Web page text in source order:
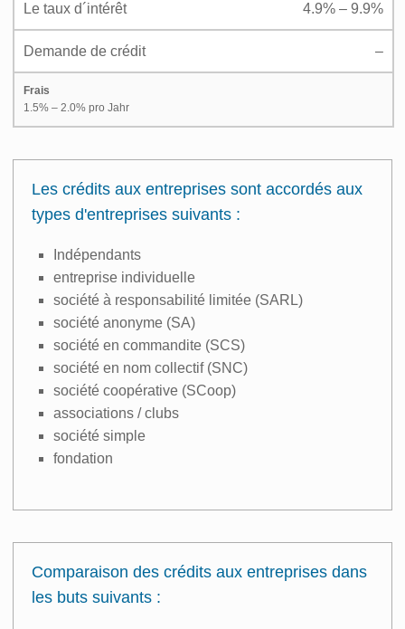
Le taux d´intérêt 4.9% – 9.9%
Demande de crédit –
Frais
1.5% – 2.0% pro Jahr
Les crédits aux entreprises sont accordés aux
types d'entreprises suivants :
Indépendants
entreprise individuelle
société à responsabilité limitée (SARL)
société anonyme (SA)
société en commandite (SCS)
société en nom collectif (SNC)
société coopérative (SCoop)
associations / clubs
société simple
fondation
Comparaison des crédits aux entreprises dans
les buts suivants :